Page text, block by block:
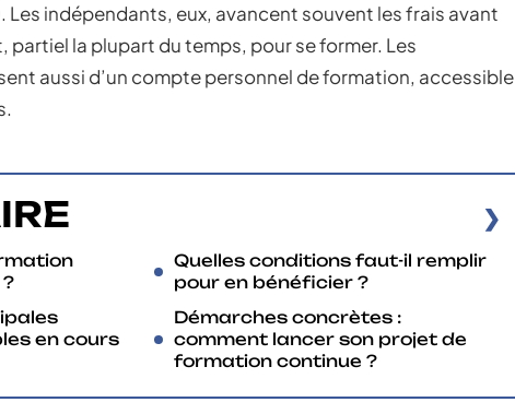
Les indépendants, eux, avancent souvent les frais avant
partiel la plupart du temps, pour se former. Les
aussi d’un compte personnel de formation, accessible
en cours
Quelles conditions faut-il remplir
pour en bénéficier ?
Démarches concrètes :
comment lancer son projet de
formation continue ?